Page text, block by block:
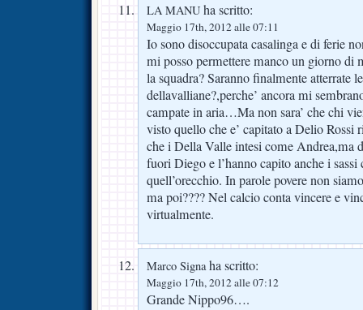
LA MANU ha scritto:
Maggio 17th, 2012 alle 07:11
Io sono disoccupata casalinga e di ferie
mi posso permettere manco un giorno di
la squadra? Saranno finalmente atterrate
dellavalliane?,perche’ ancora mi
campate in aria…Ma non sara’ che chi
visto quello che e’ capitato a Delio Rossi
che i Della Valle intesi come Andrea,ma
fuori Diego e l’hanno capito anche i sassi
quell’orecchio. In parole povere non
ma poi???? Nel calcio conta vincere e
virtualmente.
Marco Signaha scritto:
Maggio 17th, 2012 alle 07:12
Grande Nippo96….